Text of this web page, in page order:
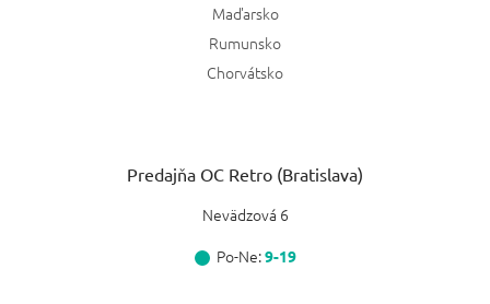
Maďarsko
Rumunsko
Chorvátsko
Predajňa OC Retro (Bratislava)
Nevädzová 6
Po-Ne:9-19